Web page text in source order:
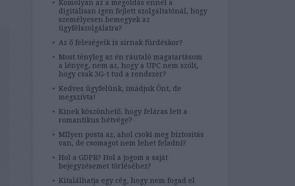
Komolyan az a megoldás ennél a
digitálisan igen fejlett szolgáltatónál, hogy
személyesen bemegyek az
ügyfélszolgálatra?
Az ő feleségeik is sírnak fürdéskor?
Most tényleg az én ráutaló magatartásom
a lényeg, nem az, hogy a UPC nem szólt,
hogy csak 3G-t tud a rendszer?
Kedves ügyfelünk, imádjuk Önt, de
megszívta!
Kinek köszönhető, hogy feláras lett a
romantikus hétvége?
MIlyen posta az, ahol csoki meg biztosítás
van, de csomagot nem lehet feladni?
Hol a GDPR? Hol a jogom a saját
bejegyzésemet törléséhez?
Kitalálhatja egy cég, hogy nem fogad el